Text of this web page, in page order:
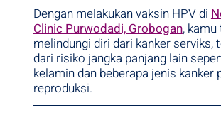
Dengan melakukan vaksin HPV di
Clinic Purwodadi, Grobogan, kamu
melindungi diri dari kanker serviks,
dari risiko jangka panjang lain
kelamin dan beberapa jenis kanker
reproduksi.